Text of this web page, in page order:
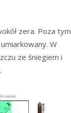
zera. Poza tym
W
ze śniegiem i